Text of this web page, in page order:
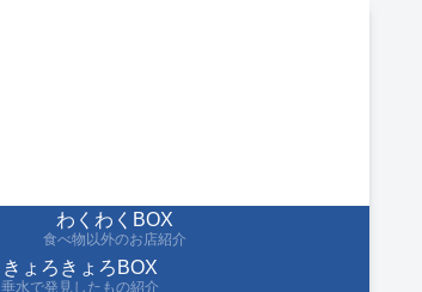
わくわくBOX
食べ物以外のお店紹介
きょろきょろBOX
垂水で発見したもの紹介